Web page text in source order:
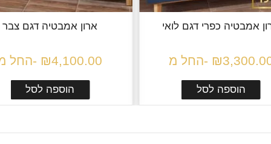
ארון אמבטיה כפרי דגם
החל מ- ₪3,300.00
הוספה לסל
אמבטיה כפרי דגם נדב
החל מ- ₪
הוספה לסל